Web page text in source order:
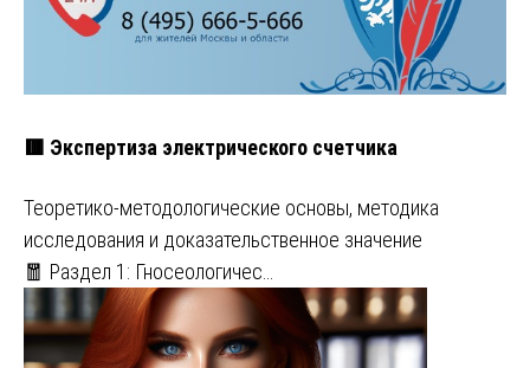
🟥 Экспертиза электрического счетчика
Теоретико-методологические основы, методика
исследования и доказательственное значение
🧧 Раздел 1: Гносеологичес…